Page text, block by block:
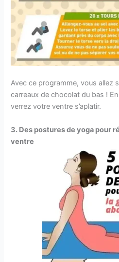
Avec ce programme, vous allez
carreaux de chocolat du bas !
verrez votre ventre s’aplatir.
3. Des postures de yoga pour
ventre